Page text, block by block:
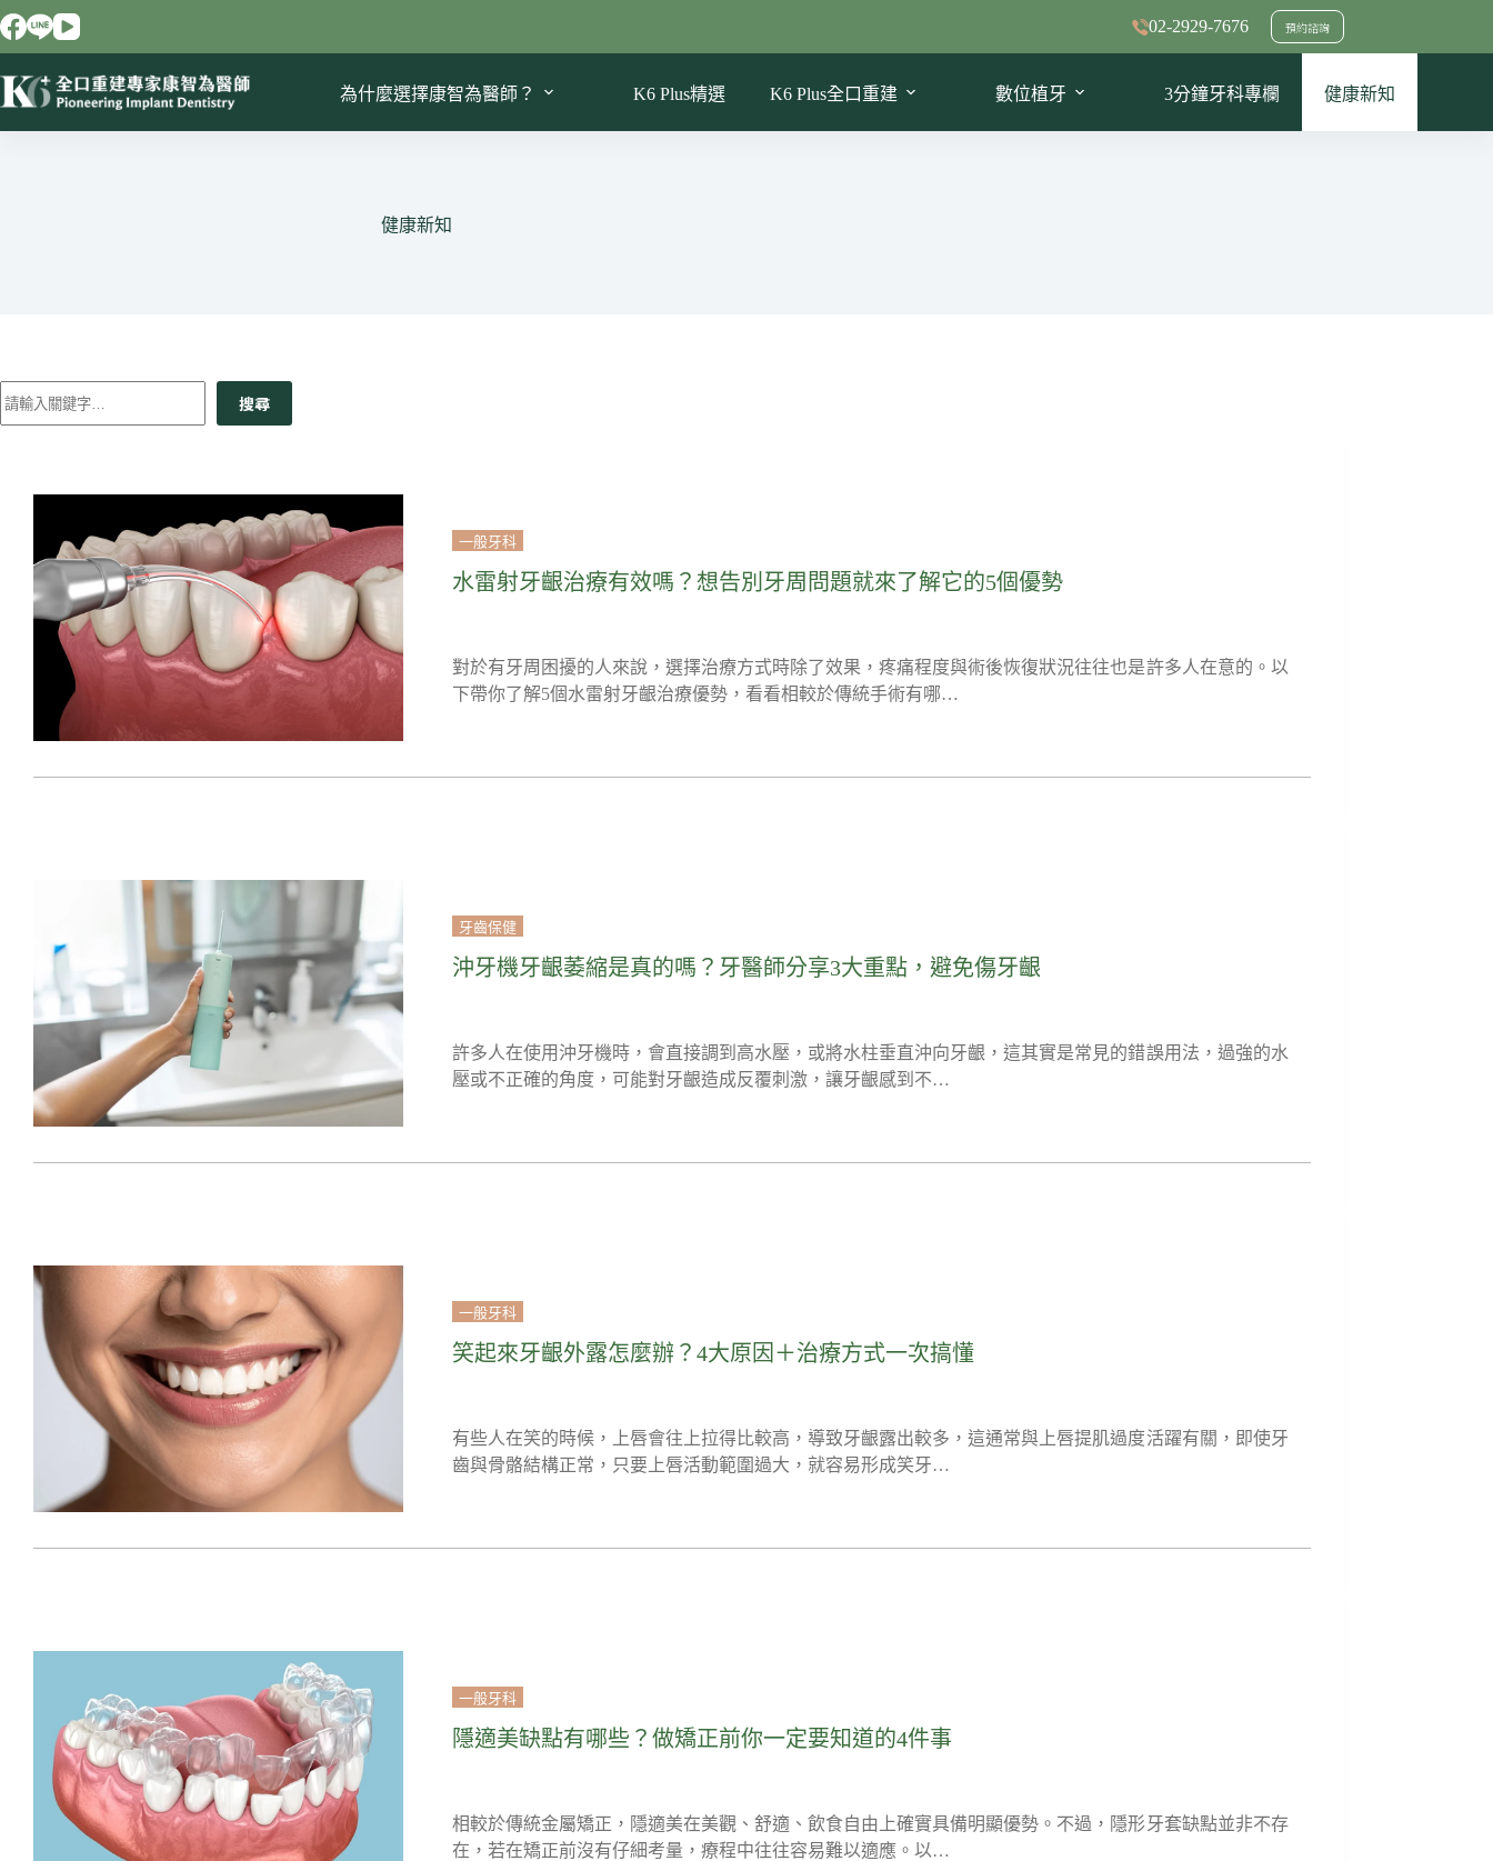
跳
至
要
02-2929-7676 預約諮詢
為什麼選擇康智為醫師？ K6 Plus精選 K6 Plus全口重建 數位植牙 3分鐘牙科專欄 健康新知
健康新知
搜尋
一般牙科
水雷射牙齦治療有效嗎？想告別牙周問題就來了解它的5個優勢
對於有牙周困擾的人來說，選擇治療方式時除了效果，疼痛程度與術後恢復狀況往往也是許多人在意的。以
下帶你了解5個水雷射牙齦治療優勢，看看相較於傳統手術有哪…
牙齒保健
沖牙機牙齦萎縮是真的嗎？牙醫師分享3大重點，避免傷牙齦
許多人在使用沖牙機時，會直接調到高水壓，或將水柱垂直沖向牙齦，這其實是常見的錯誤用法，過強的水
壓或不正確的角度，可能對牙齦造成反覆刺激，讓牙齦感到不…
一般牙科
笑起來牙齦外露怎麼辦？4大原因＋治療方式一次搞懂
有些人在笑的時候，上唇會往上拉得比較高，導致牙齦露出較多，這通常與上唇提肌過度活躍有關，即使牙
齒與骨骼結構正常，只要上唇活動範圍過大，就容易形成笑牙…
一般牙科
隱適美缺點有哪些？做矯正前你一定要知道的4件事
相較於傳統金屬矯正，隱適美在美觀、舒適、飲食自由上確實具備明顯優勢。不過，隱形牙套缺點並非不存
在，若在矯正前沒有仔細考量，療程中往往容易難以適應。以…